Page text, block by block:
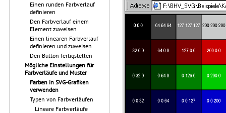
Einen runden Farbverlauf
definieren
Den Farbverlauf einem
Element zuweisen
Einen linearen Farbverlauf
definieren und zuweisen
Den Button fertigstellen
Mögliche Einstellungen für
Farbverläufe und Muster
Farben in SVG-Grafiken
verwenden
Typen von Farbverläufen
Lineare Farbverläufe